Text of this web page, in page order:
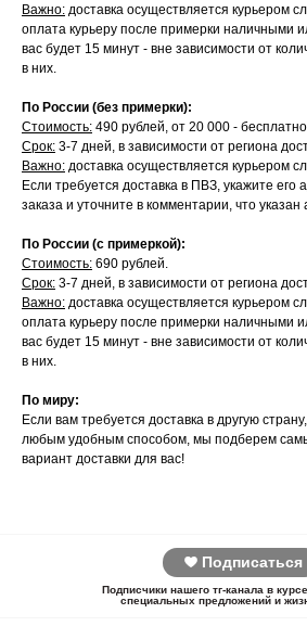
Важно: доставка осуществляется курьером
оплата курьеру после примерки наличными
вас будет 15 минут - вне зависимости от
в них.
По России (без примерки):
Стоимость: 490 рублей, от 20 000 - бесплатно.
Срок: 3-7 дней, в зависимости от региона
Важно: доставка осуществляется курьером
Если требуется доставка в ПВЗ, укажите
заказа и уточните в комментарии, что указан
По России (с примеркой):
Стоимость: 690 рублей.
Срок: 3-7 дней, в зависимости от региона
Важно: доставка осуществляется курьером
оплата курьеру после примерки наличными
вас будет 15 минут - вне зависимости от
в них.
По миру:
Если вам требуется доставка в другую
любым удобным способом, мы подберем
вариант доставки для вас!
Подписаться
Подписчики нашего тг-канала в
специальных предложений и